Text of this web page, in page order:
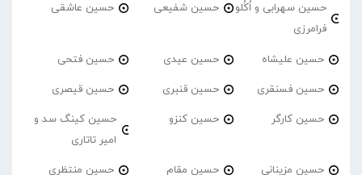
حسین سهرابی و اُکُلو
فرامرزی
حسین شفیعی حسین عاشقی
حسین علیشاه حسین عیدی حسین فتحی
حسین فسنقری حسین قنبری حسین قیصری
حسین کارگر حسین کنزو
حسین کینگ سد و
امیر تاتاری
حسین مزینانی حسین مقام حسین منتظری